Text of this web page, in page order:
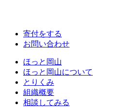
寄付をする
お問い合わせ
ほっと岡山
ほっと岡山について
とりくみ
組織概要
相談してみる